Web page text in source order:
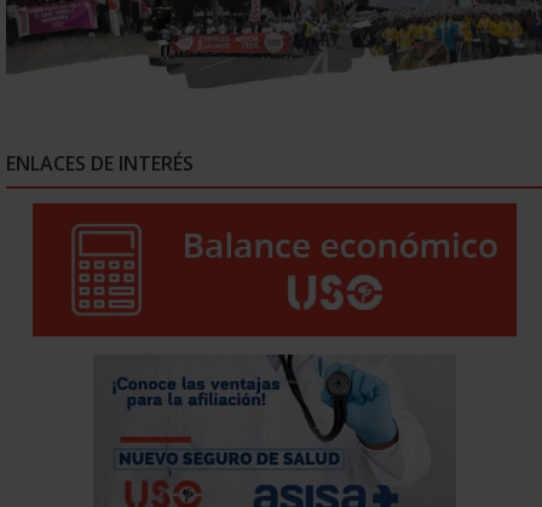
ENLACES DE INTERÉS